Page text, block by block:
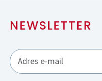
NEWSLETTER